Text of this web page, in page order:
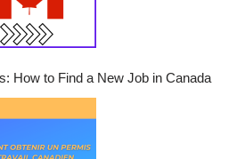
How to Find a New Job in Canada